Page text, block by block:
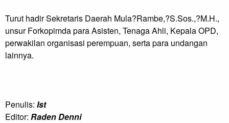
Turut hadir Sekretaris Daerah Mula?Rambe,?S.Sos.,?M.H.,
unsur Forkopimda para Asisten, Tenaga Ahli, Kepala OPD,
perwakilan organisasi perempuan, serta para undangan
lainnya.
Penulis: Ist
Editor: Raden Denni